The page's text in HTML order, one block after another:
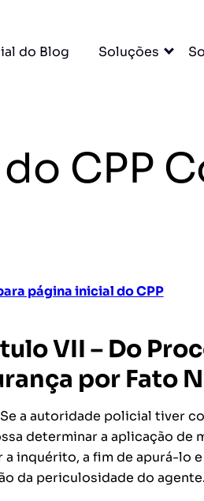
do Blog Soluções
CPP
página inicial do CPP
VII – Do
por Fato
a autoridade policial tiver
determinar a aplicação de
a inquérito, a fim de apurá-lo
da periculosidade do agente.